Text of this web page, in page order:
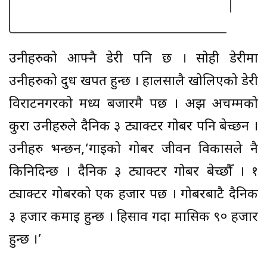
उनीहरुको आफ्नै डेरी पनि छ । सोही डेरीमा
उनीहरुको दुध खपत हुन्छ । हालसालै खोलिएको डेरी
विराटनगरको मध्य बजारमै पर्छ । अझ अचम्मको
कुरा उनीहरुले दैनिक ३ ट्याक्टर गोबर पनि बेच्छन ।
उनीहरु भन्छन,‘गाईको गोबर जीवन विकासले नै
किनिदिन्छ । दैनिक ३ ट्याक्टर गोबर बेच्छौँ । १
ट्याक्टर गोबरको एक हजार पर्छ । गोबरबाटै दैनिक
३ हजार कमाई हुन्छ । हिसाव गर्दा मासिक ९० हजार
हुन्छ ।’